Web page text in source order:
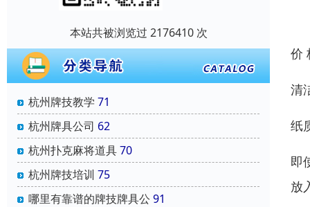
本站共被浏览过 2176410 次
杭州牌技教学 71
杭州牌具公司 62
杭州扑克麻将道具70
杭州牌技培训 75
哪里有靠谱的牌技牌具公 91
价
清
纸
即
放